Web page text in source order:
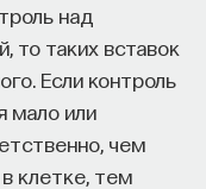
над
то таких вставок
Если контроль
мало или
чем
клетке, тем